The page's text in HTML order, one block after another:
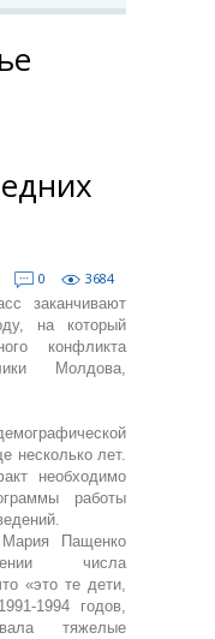
0
3684
заканчивают
на который
конфликта
Молдова,
несколько лет.
необходимо
работы
Пащенко
числа
«это те дети,
1994 годов,
тяжелые